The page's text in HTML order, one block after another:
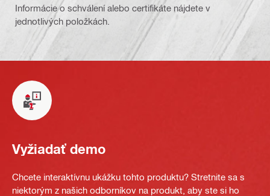
Informácie o schválení alebo certifikáte nájdete v
jednotlivých položkách.
Vyžiadať demo
Chcete interaktívnu ukážku tohto produktu? Stretnite sa s
niektorým z našich odborníkov na produkt, aby ste si ho